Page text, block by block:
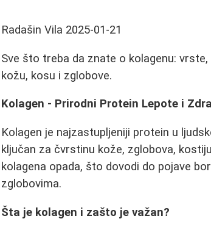
Radašin Vila 2025-01-21
Sve što treba da znate o kolagenu:
kožu, kosu i zglobove.
Kolagen - Prirodni Protein Lepote i
Kolagen je najzastupljeniji protein u
ključan za čvrstinu kože, zglobova,
kolagena opada, što dovodi do pojave
zglobovima.
Šta je kolagen i zašto je važan?